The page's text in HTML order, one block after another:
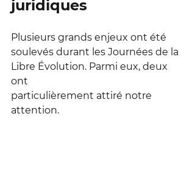
juridiques
Plusieurs grands enjeux ont été
soulevés durant les Journées de la
Libre Évolution. Parmi eux, deux
ont
particulièrement attiré notre
attention.